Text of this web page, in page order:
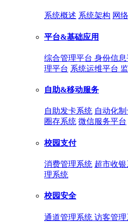
系统概述 系统架构 网
平台&基础应用
综合管理平台 身份信息
理平台 系统运维平台
自助&移动服务
自助发卡系统 自动化
圈存系统 微信服务平台
校园支付
消费管理系统 超市收
理系统
校园安全
通道管理系统 访客管